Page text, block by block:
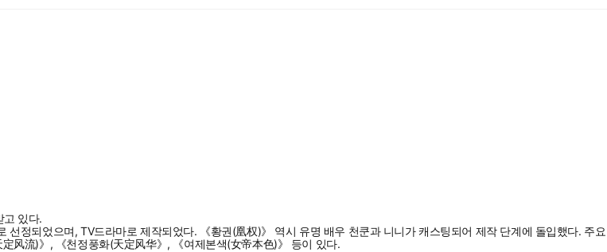
고 있다.
정되었으며, TV드라마로 제작되었다. 《황권(凰权)》 역시 유명 배우 천쿤과 니니가 캐스팅되어 제작 단계에 돌입했다. 주요
风流)》, 《천정풍화(天定风华》, 《여제본색(女帝本色)》 등이 있다.